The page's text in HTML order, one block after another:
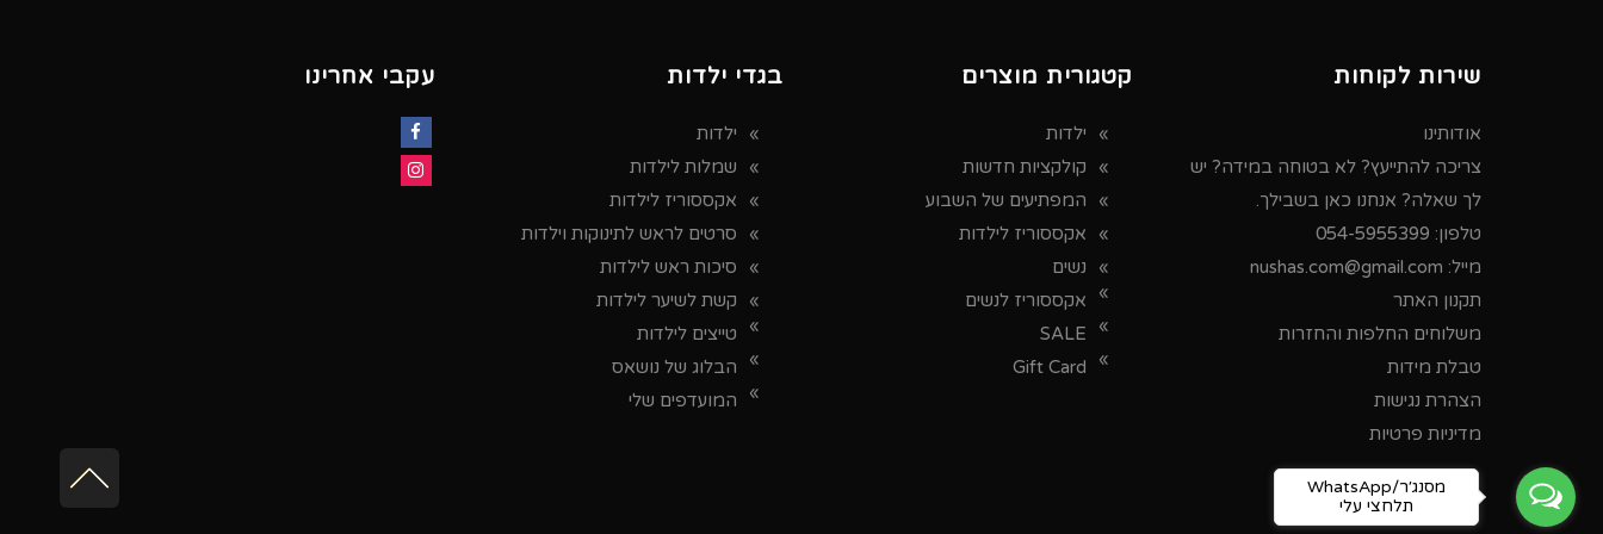
שירות לקוחות
אודותינו
צריכה להתייעץ? לא בטוחה במידה? יש
לך שאלה? אנחנו כאן בשבילך.
טלפון: 054-5955399
מייל: nushas.com@gmail.com
תקנון האתר
משלוחים החלפות והחזרות
טבלת מידות
הצהרת נגישות
מדיניות פרטיות
קטגורית מוצרים
ילדות
קולקציות חדשות
המפתיעים של השבוע
אקססוריז לילדות
נשים
אקססוריז לנשים
SALE
Gift Card
בגדי ילדות
ילדות
שמלות לילדות
אקססוריז לילדות
סרטים לראש לתינוקות וילדות
סיכות ראש לילדות
קשת לשיער לילדות
טייצים לילדות
הבלוג של נושאס
המועדפים שלי
עקבי אחרינו
Facebook
WhatsApp/מסנג׳ר
תלחצי עלי